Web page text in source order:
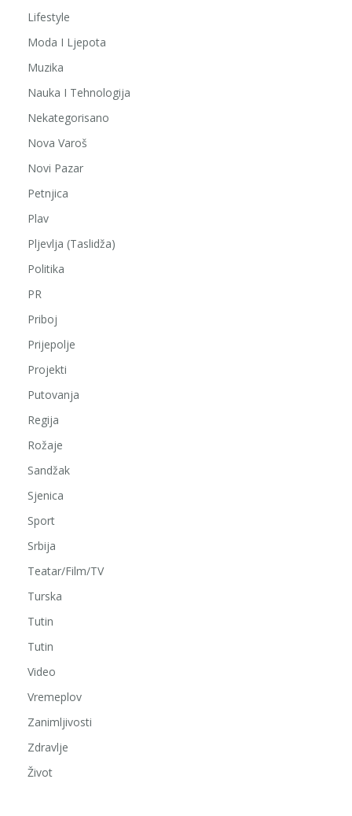
Lifestyle
Moda I Ljepota
Muzika
Nauka I Tehnologija
Nekategorisano
Nova Varoš
Novi Pazar
Petnjica
Plav
Pljevlja (Taslidža)
Politika
PR
Priboj
Prijepolje
Projekti
Putovanja
Regija
Rožaje
Sandžak
Sjenica
Sport
Srbija
Teatar/Film/TV
Turska
Tutin
Tutin
Video
Vremeplov
Zanimljivosti
Zdravlje
Život